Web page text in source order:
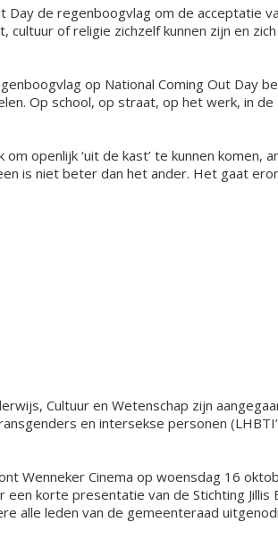
de regenboogvlag om de acceptatie
of religie zichzelf kunnen zijn en
op National Coming Out Day
Op school, op straat, op het werk, in
openlijk ‘uit de kast’ te kunnen komen,
is niet beter dan het ander. Het gaat
Cultuur en Wetenschap zijn
en intersekse personen
Wenneker Cinema op woensdag 16
korte presentatie van de Stichting Jillis
alle leden van de gemeenteraad